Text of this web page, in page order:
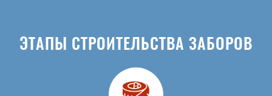
ЭТАПЫ СТРОИТЕЛЬСТВА ЗАБОРОВ